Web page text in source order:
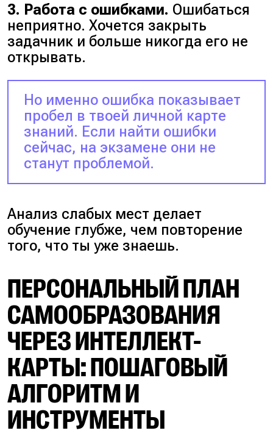
3. Работа с ошибками. Ошибаться
неприятно. Хочется закрыть
задачник и больше никогда его не
открывать.
Но именно ошибка показывает
пробел в твоей личной карте
знаний. Если найти ошибки
сейчас, на экзамене они не
станут проблемой.
Анализ слабых мест делает
обучение глубже, чем повторение
того, что ты уже знаешь.
ПЕРСОНАЛЬНЫЙ ПЛАН
САМООБРАЗОВАНИЯ
ЧЕРЕЗ ИНТЕЛЛЕКТ-
КАРТЫ: ПОШАГОВЫЙ
АЛГОРИТМ И
ИНСТРУМЕНТЫ